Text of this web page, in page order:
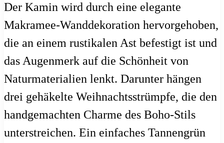
Der Kamin wird durch eine elegante
Makramee-Wanddekoration hervorgehoben,
die an einem rustikalen Ast befestigt ist und
das Augenmerk auf die Schönheit von
Naturmaterialien lenkt. Darunter hängen
drei gehäkelte Weihnachtsstrümpfe, die den
handgemachten Charme des Boho-Stils
unterstreichen. Ein einfaches Tannengrün